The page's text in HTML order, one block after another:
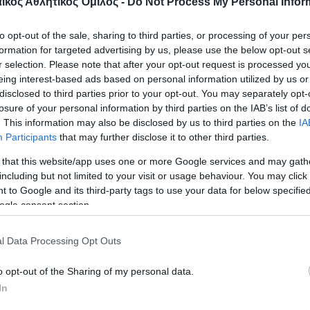
opt-out of the sale, sharing to third parties, or processing of your
for targeted advertising by us, please use the below opt-out
selection. Please note that after your opt-out request is processed
interest-based ads based on personal information utilized by us
to third parties prior to your opt-out. You may separately
of your personal information by third parties on the IAB’s list of
This information may also be disclosed by us to third parties on the
Participants that may further disclose it to other third parties.
that this website/app uses one or more Google services and may
but not limited to your visit or usage behaviour. You may
to Google and its third-party tags to use your data for below
consent section.
Data Processing Opt Outs
opt-out of the Sharing of my personal data.
Αθλητικός Όμιλος ενημερώνει
δημοσιογράφων-φωτογράφων για
για το Challenge Cup την Τετάρτη
κόντρα στον Ολυμπιακό
προγραμματισμένος για τις 19:00 (Cosmote
Θωμά στο Μαρούσι και αναμένεται με
να είναι παρόντες-ούσες στον αγώνα
στο email